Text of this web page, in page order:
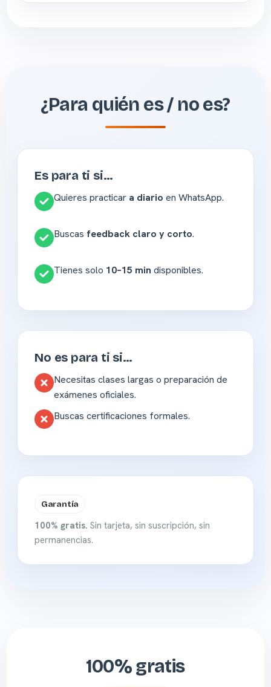
¿Para quién es / no es?
Es para ti si…
Quieres practicar a diario en WhatsApp.
Buscas feedback claro y corto.
Tienes solo 10–15 min disponibles.
No es para ti si…
Necesitas clases largas o preparación de
exámenes oficiales.
Buscas certificaciones formales.
Garantía
100% gratis. Sin tarjeta, sin suscripción, sin
permanencias.
100% gratis